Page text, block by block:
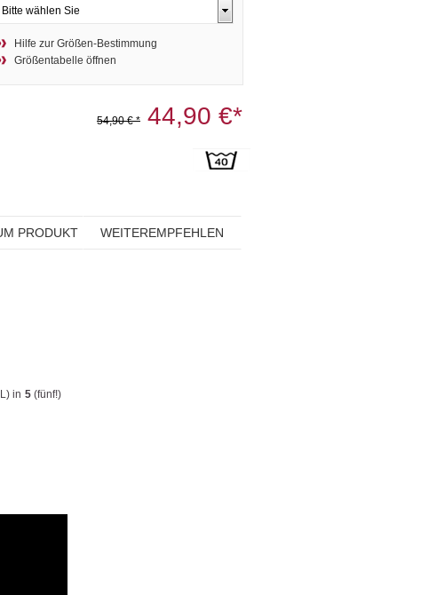
Hilfe zur Größen-Bestimmung
Größentabelle öffnen
54,90 € *44,90 €*
PRODUKT WEITEREMPFEHLEN
in 5(fünf!)